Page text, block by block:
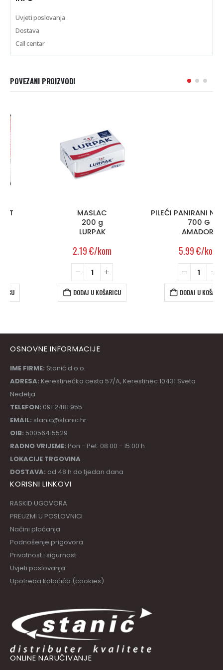
Uvjeti poslovanja
Dostava
Call centar
POVEZANI PROIZVODI
/kom
DODAJ U KOŠARICU
PILEĆI PANIRANI NUGGETSI
/kom
DODAJ U KOŠARICU
OSNOVNE INFORMACIJE
IME FIRME: Stanić d.o.o.
ADRESA: Kerestinečka cesta 57/A, Kerestinec 10431 Sveta
Nedelja
TELEFON: 091 2481 955
EMAIL: stanic@stanic.hr
OIB: 50056415529
RADNO VRIJEME: Pon - Pet: 08:00 - 15:00 h
LOKACIJE TRGOVINA
DOSTAVA: od 48 h do tjedan dana
KORISNI LINKOVI
RASKID UGOVORA
PREUZMI U POSLOVNICI
Načini plaćanja
Podnošenje prigovora
Privatnost i sigurnost
Uvjeti poslovanja
Upotreba kolačića (cookies)
ONLINE NARUČIVANJE